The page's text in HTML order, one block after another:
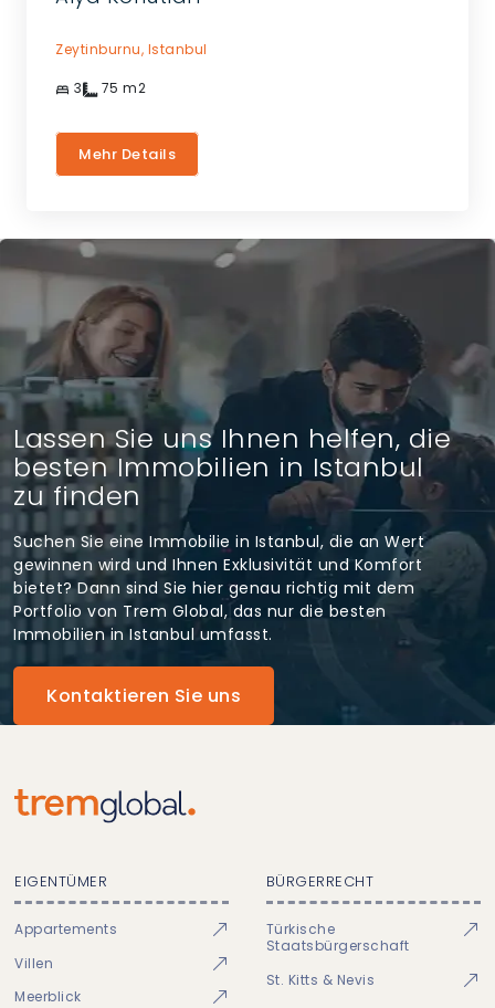
Zeytinburnu, Istanbul
3 75 m2
Mehr Details
Lassen Sie uns Ihnen helfen, die
besten Immobilien in Istanbul
zu finden
Suchen Sie eine Immobilie in Istanbul, die an Wert
gewinnen wird und Ihnen Exklusivität und Komfort
bietet? Dann sind Sie hier genau richtig mit dem
Portfolio von Trem Global, das nur die besten
Immobilien in Istanbul umfasst.
Kontaktieren Sie uns
EIGENTÜMER
Appartements
Villen
Meerblick
BÜRGERRECHT
Türkische
Staatsbürgerschaft
St. Kitts & Nevis